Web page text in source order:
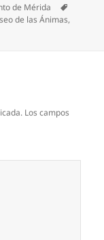
de Mérida
de las Ánimas,
Los campos